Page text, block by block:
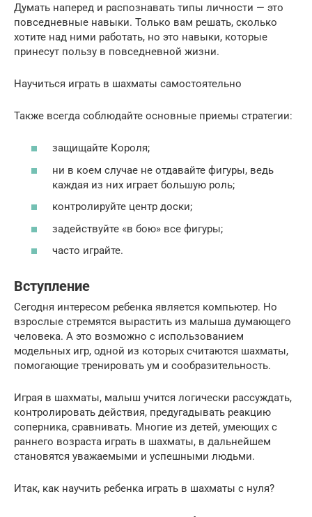
Думать наперед и распознавать типы личности — это
повседневные навыки. Только вам решать, сколько
хотите над ними работать, но это навыки, которые
принесут пользу в повседневной жизни.
Научиться играть в шахматы самостоятельно
Также всегда соблюдайте основные приемы стратегии:
защищайте Короля;
ни в коем случае не отдавайте фигуры, ведь
каждая из них играет большую роль;
контролируйте центр доски;
задействуйте «в бою» все фигуры;
часто играйте.
Вступление
Сегодня интересом ребенка является компьютер. Но
взрослые стремятся вырастить из малыша думающего
человека. А это возможно с использованием
модельных игр, одной из которых считаются шахматы,
помогающие тренировать ум и сообразительность.
Играя в шахматы, малыш учится логически рассуждать,
контролировать действия, предугадывать реакцию
соперника, сравнивать. Многие из детей, умеющих с
раннего возраста играть в шахматы, в дальнейшем
становятся уважаемыми и успешными людьми.
Итак, как научить ребенка играть в шахматы с нуля?